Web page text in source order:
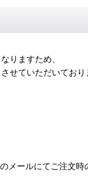
りますため、
せていただいており
ールにてご注文時